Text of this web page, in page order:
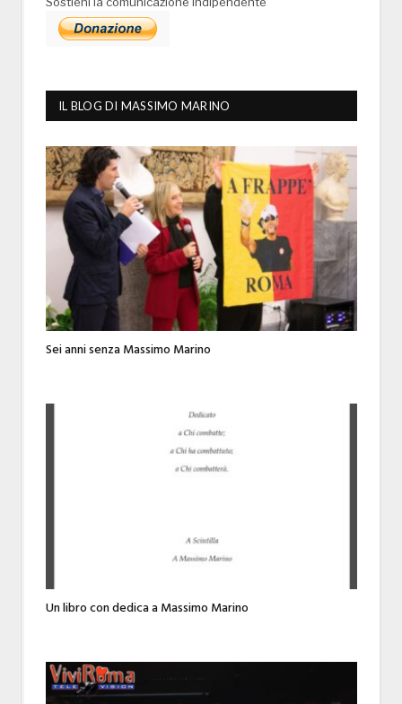
IL BLOG DI MASSIMO MARINO
Sei anni senza Massimo Marino
Un libro con dedica a Massimo Marino